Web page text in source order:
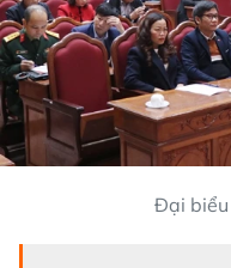
Đại biểu